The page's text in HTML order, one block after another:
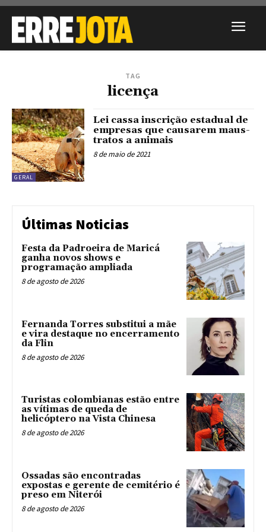
TAG
licença
GERAL
Lei cassa inscrição estadual de
empresas que causarem maus-
tratos a animais
8 de maio de 2021
Últimas Noticias
Festa da Padroeira de Maricá
ganha novos shows e
programação ampliada
8 de agosto de 2026
Fernanda Torres substitui a mãe
e vira destaque no encerramento
da Flin
8 de agosto de 2026
Turistas colombianas estão entre
as vítimas de queda de
helicóptero na Vista Chinesa
8 de agosto de 2026
Ossadas são encontradas
expostas e gerente de cemitério é
preso em Niterói
8 de agosto de 2026